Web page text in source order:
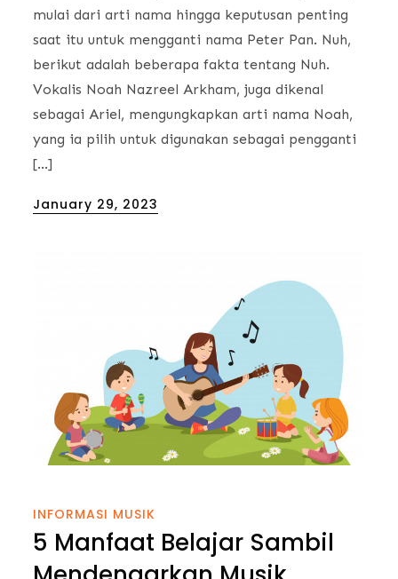
mulai dari arti nama hingga keputusan penting
saat itu untuk mengganti nama Peter Pan. Nuh,
berikut adalah beberapa fakta tentang Nuh.
Vokalis Noah Nazreel Arkham, juga dikenal
sebagai Ariel, mengungkapkan arti nama Noah,
yang ia pilih untuk digunakan sebagai pengganti
[…]
Posted
January 29, 2023
INFORMASI MUSIK
5 Manfaat Belajar Sambil